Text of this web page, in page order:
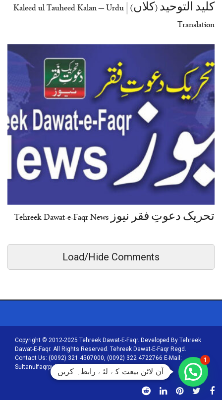
کلید التوحید (کلاں) | Kaleed ul Tauheed Kalan – Urdu
Translation
تحریک دعوتِ فقر نیوز Tehreek Dawat-e-Faqr News
Load/Hide Comments
Copyright © 2012-2025 Tehreek Dawat-E-Faqr. Developed By Tehreek
Dawat-E-Faqr. All Rights Reserved. Tehreek Dawat-E-Faqr Regd.
Contact Us: (0092) 321 4507000, (0092) 322 4722766 E-Mail:
Sultanulfaqrpublications@tehreekdawatefaqr.com
آن لائن بیعت کے لئے رابطہ کریں
1